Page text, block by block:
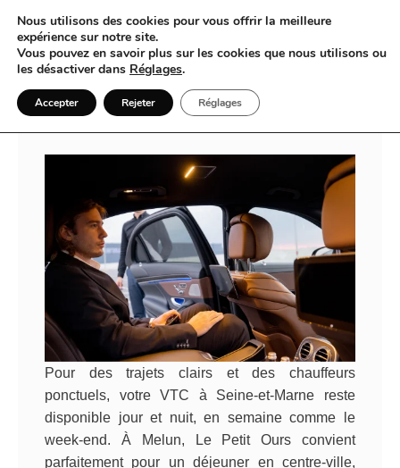
Quand un VTC en Seine-et-Marne
transforme chaque déplacement en
voyage bien réglé
Pour des trajets clairs et des chauffeurs
ponctuels, votre VTC à Seine-et-Marne reste
disponible jour et nuit, en semaine comme le
week-end. À Melun, Le Petit Ours convient
parfaitement pour un déjeuner en centre-ville,
Nous utilisons des cookies pour vous offrir la meilleure
expérience sur notre site.
Vous pouvez en savoir plus sur les cookies que nous utilisons ou
les désactiver dans Réglages.
Accepter Rejeter Réglages